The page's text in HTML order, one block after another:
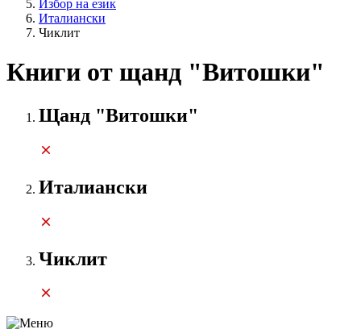
Избор на език
Италиански
Чиклит
Книги от щанд "Витошки"
Щанд "Витошки"
Италиански
Чиклит